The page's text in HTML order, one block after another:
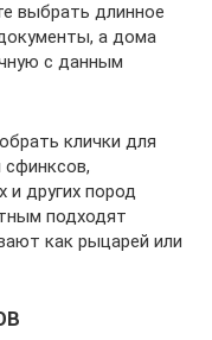
выбрать длинное
а дома
с данным
клички для
сфинксов,
и других пород
подходят
как рыцарей или